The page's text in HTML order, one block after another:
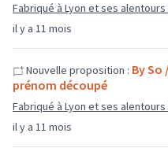
il y a 11 mois
Fabriqué à Lyon et ses alentours
il y a 11 mois
Nouvelle proposition : By So
prénom découpé
Fabriqué à Lyon et ses alentours